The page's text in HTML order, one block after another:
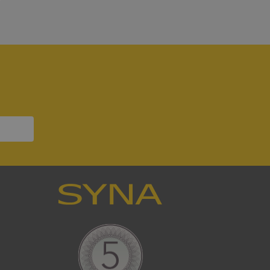
ställs av
MVC-teknik.
publicering
om besökarens
och utför
besökte